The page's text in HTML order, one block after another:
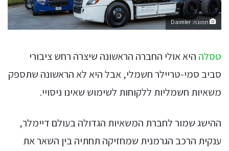
תמונה: Daimler
טסלה היא אולי החברה הראשונה שיצרה רחש ציבורי
סביב סמי-טריילר חשמלי, אבל היא לא הראשונה שתספק
משאיות חשמליות ללקוחות לשימוש שאינו ניסויי.
ההישג שמור לחברת המשאיות הגדולה בעולם דיימלר,
ענקית הרכב הגרמנית שמחזיקה תחתיה בין השאר את